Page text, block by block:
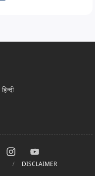
हिन्दी
DISCLAIMER